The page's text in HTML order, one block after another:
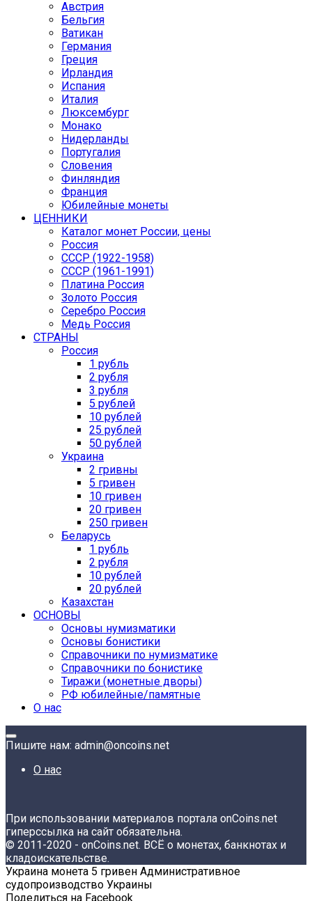
Австрия
Бельгия
Ватикан
Германия
Греция
Ирландия
Испания
Италия
Люксембург
Монако
Нидерланды
Португалия
Словения
Финляндия
Франция
Юбилейные монеты
ЦЕННИКИ
Каталог монет России, цены
Россия
СССР (1922-1958)
CCCР (1961-1991)
Платина Россия
Золото Россия
Серебро Россия
Медь Россия
СТРАНЫ
Россия
1 рубль
2 рубля
3 рубля
5 рублей
10 рублей
25 рублей
50 рублей
Украина
2 гривны
5 гривен
10 гривен
20 гривен
250 гривен
Беларусь
1 рубль
2 рубля
10 рублей
20 рублей
Казахстан
ОСНОВЫ
Основы нумизматики
Основы бонистики
Справочники по нумизматике
Справочники по бонистике
Тиражи (монетные дворы)
РФ юбилейные/памятные
О нас
Пишите нам: admin@oncoins.net
О нас
При использовании материалов портала onCoins.net
гиперссылка на сайт обязательна.
© 2011-2020 - onCoins.net. ВСЁ о монетах, банкнотах и
кладоискательстве.
Украина монета 5 гривен Административное
судопроизводство Украины
Поделиться на Facebook